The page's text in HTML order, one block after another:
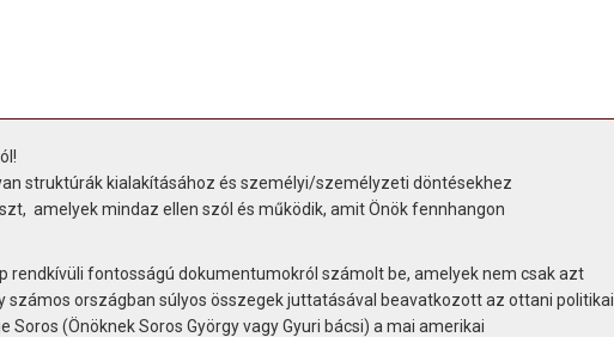
struktúrák kialakításához és személyi/személyzeti döntésekhez
amelyek mindaz ellen szól és működik, amit Önök fennhangon
rendkívüli fontosságú dokumentumokról számolt be, amelyek nem csak azt
számos országban súlyos összegek juttatásával beavatkozott az ottani politikai
Soros (Önöknek Soros György vagy Gyuri bácsi) a mai amerikai